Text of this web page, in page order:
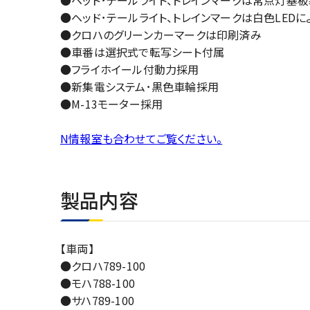
●ヘッド･テールライト、トレインマークは白色LED
●クロハのグリーンカーマークは印刷済み
●車番は選択式で転写シート付属
●フライホイール付動力採用
●新集電システム･黒色車輪採用
●M-13モーター採用
N情報室も合わせてご覧ください。
製品内容
【車両】
●クロハ789-100
●モハ788-100
●サハ789-100